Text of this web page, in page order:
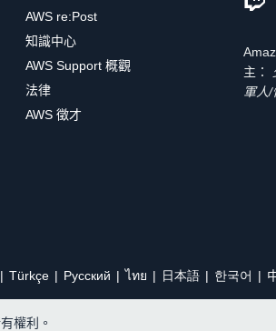
AWS re:Post
知識中心
AWS Support 概觀
法律
AWS 徵才
主：
軍人/
Türkçe Ρусский ไทย 日本語 한국어
權利。